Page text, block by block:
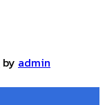
by admin